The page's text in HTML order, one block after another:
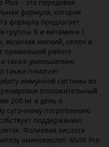
Plus – это передовая
формула, которая
формула предлагает
группы В и витамина С
включая магний, селен и
правильной работе
также уменьшению
также помогает
иммунной системы во
(положительный
200 мг в день в
суточному потреблению
поддержанию
Фолиевая кислота
аминокислот. Multi Pro